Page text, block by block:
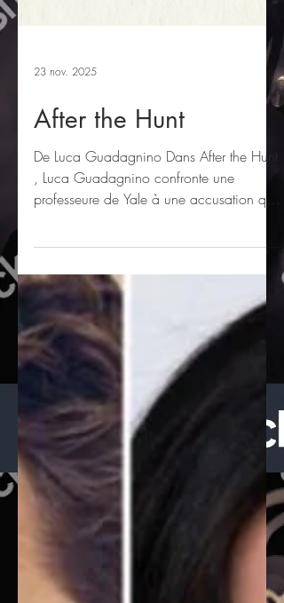
After the Hunt
De Luca Guadagnino Dans After the Hunt
, Luca Guadagnino confronte une
fissure autant son entourage que ses
propres certitudes. Julia Roberts incarne
cette figure prise en étau, incapable de
choisir entre loyauté personnelle et
principes affichés, dans un récit qui puise
dans les crispations post-#MeToo pour
bâtir un drame où chacun protège son
pré carré. Malgré ses ambitions —
questionner les hiérarchies académiques,
les angles mort